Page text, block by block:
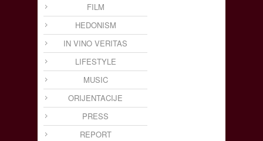
FILM
HEDONISM
IN VINO VERITAS
LIFESTYLE
MUSIC
ORIJENTACIJE
PRESS
REPORT